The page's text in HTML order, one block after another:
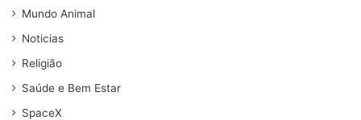
Mundo Animal
Noticias
Religião
Saúde e Bem Estar
SpaceX